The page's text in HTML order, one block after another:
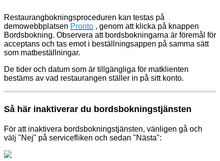
Restaurangbokningsproceduren kan testas på
demowebbplatsen Pronto , genom att klicka på knappen
Bordsbokning. Observera att bordsbokningarna är föremål för
acceptans och tas emot i beställningsappen på samma sätt
som matbeställningar.
De tider och datum som är tillgängliga för matklienten
bestäms av vad restaurangen ställer in på sitt konto.
Så här inaktiverar du bordsbokningstjänsten
För att inaktivera bordsbokningstjänsten, vänligen gå och
välj "Nej" på servicefliken och sedan "Nästa":